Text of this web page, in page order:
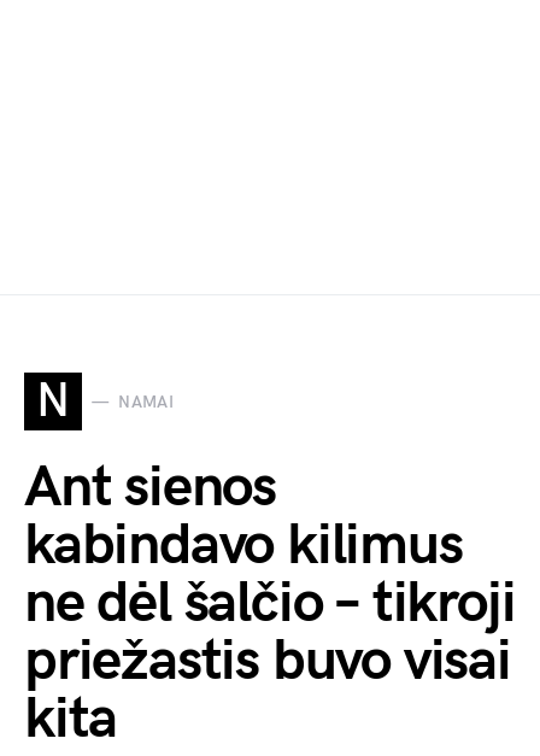
N NAMAI
Ant sienos
kabindavo kilimus
ne dėl šalčio – tikroji
priežastis buvo visai
kita